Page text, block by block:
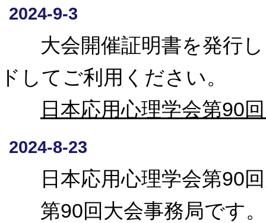
2024-9-3
大会開催証明書を発行し
ドしてご利用ください。
日本応用心理学会第90
2024-8-23
日本応用心理学会第90回
第90回大会事務局です。